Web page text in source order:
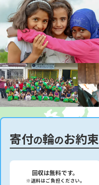
寄付の輪のお約束
回収は無料です。
※送料はご負担ください。